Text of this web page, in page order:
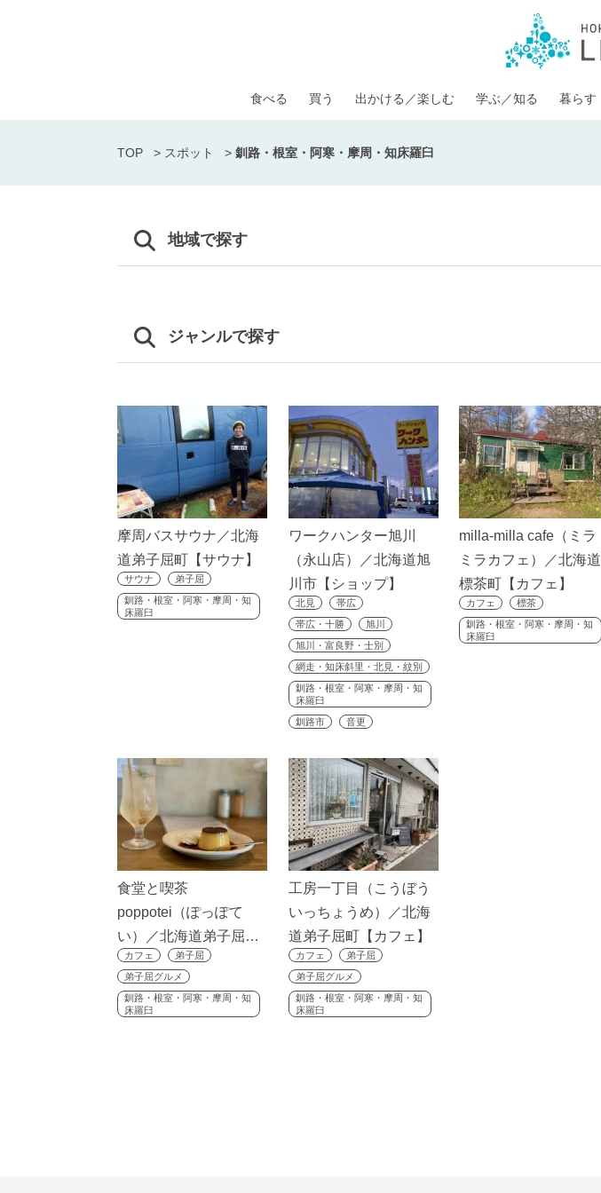
食べる 買う 出かける／楽しむ 学ぶ／知る 暮らす
TOP > スポット > 釧路・根室・阿寒・摩周・知床羅臼
地域で探す
ジャンルで探す
摩周バスサウナ／北海
道弟子屈町【サウナ】
サウナ
弟子屈
釧路・根室・阿寒・摩周・知
床羅臼
ワークハンター旭川
（永山店）／北海道旭
川市【ショップ】
北見
帯広
帯広・十勝
旭川
旭川・富良野・士別
網走・知床斜里・北見・紋別
釧路・根室・阿寒・摩周・知
床羅臼
釧路市
音更
milla-milla cafe（ミラ
ミラカフェ）／北海道
標茶町【カフェ】
カフェ
標茶
釧路・根室・阿寒・摩周・知
床羅臼
食堂と喫茶
poppotei（ぽっぽて
い）／北海道弟子屈…
カフェ
弟子屈
弟子屈グルメ
釧路・根室・阿寒・摩周・知
床羅臼
工房一丁目（こうぼう
いっちょうめ）／北海
道弟子屈町【カフェ】
カフェ
弟子屈
弟子屈グルメ
釧路・根室・阿寒・摩周・知
床羅臼